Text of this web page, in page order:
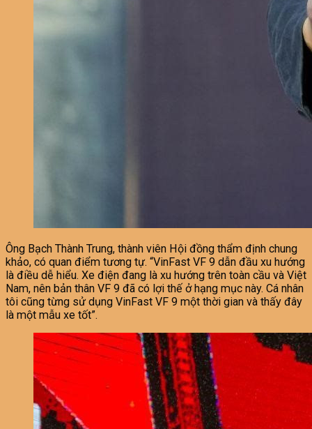
Ông Bạch Thành Trung, thành viên Hội đồng thẩm định chung
khảo, có quan điểm tương tự. “VinFast VF 9 dẫn đầu xu hướng
là điều dễ hiểu. Xe điện đang là xu hướng trên toàn cầu và Việt
Nam, nên bản thân VF 9 đã có lợi thế ở hạng mục này. Cá nhân
tôi cũng từng sử dụng VinFast VF 9 một thời gian và thấy đây
là một mẫu xe tốt”.